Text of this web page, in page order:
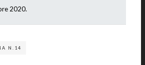
2020.
N.14